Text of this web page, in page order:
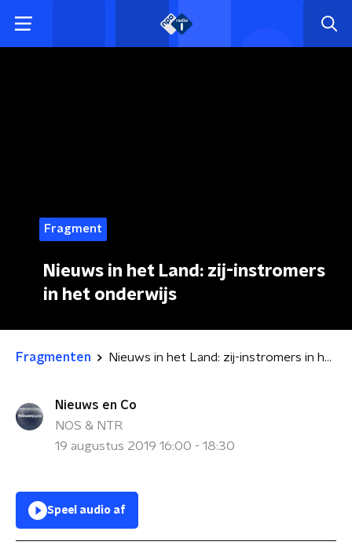
Fragment
Nieuws in het Land: zij-instromers
in het onderwijs
Fragmenten Nieuws in het Land: zij-instromers in het onderwijs
Nieuws en Co
NOS & NTR
19 augustus 2019 16:00 - 18:30
Speel audio af